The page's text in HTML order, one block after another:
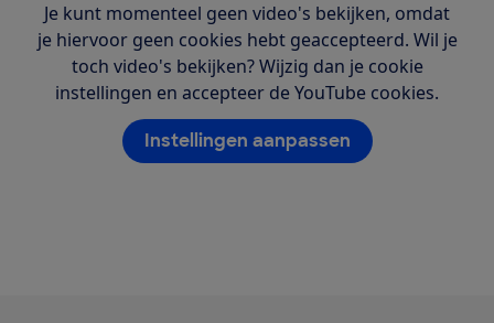
Je kunt momenteel geen video's bekijken, omdat
je hiervoor geen cookies hebt geaccepteerd. Wil je
toch video's bekijken? Wijzig dan je cookie
instellingen en accepteer de YouTube cookies.
Instellingen aanpassen